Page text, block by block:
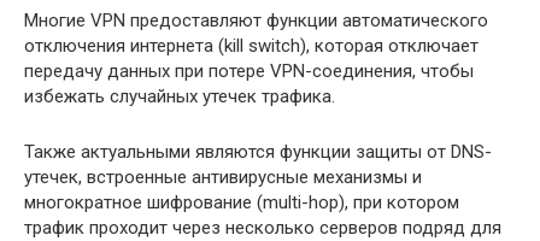
Многие VPN предоставляют функции автоматического
отключения интернета (kill switch), которая отключает
передачу данных при потере VPN-соединения, чтобы
избежать случайных утечек трафика.
Также актуальными являются функции защиты от DNS-
утечек, встроенные антивирусные механизмы и
многократное шифрование (multi-hop), при котором
трафик проходит через несколько серверов подряд для